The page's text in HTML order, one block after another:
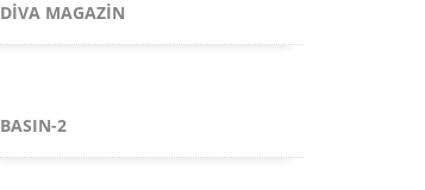
DIVA MAGAZIN
BASIN-2